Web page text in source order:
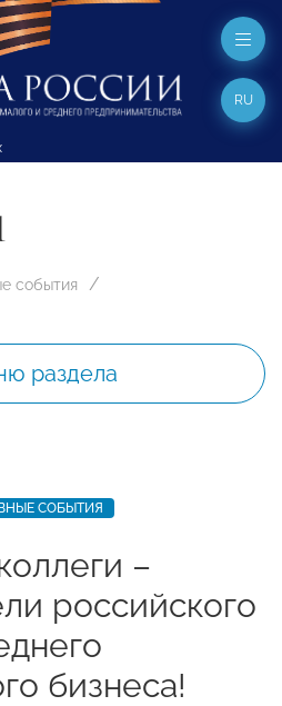
RU
события
раздела
СОБЫТИЯ
–
российского
бизнеса!